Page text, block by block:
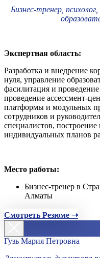
Бизнес-тренер,
Экспертная область:
Разработка и внедрение
нуля, управление
фасилитация и
проведение ассессмент-
платформы и модульных
сотрудников и
специалистов, построение
индивидуальных планов
Место работы:
Бизнес-тренер в
Алматы
Смотреть Резюме ➝
Гузь Мария Петровна